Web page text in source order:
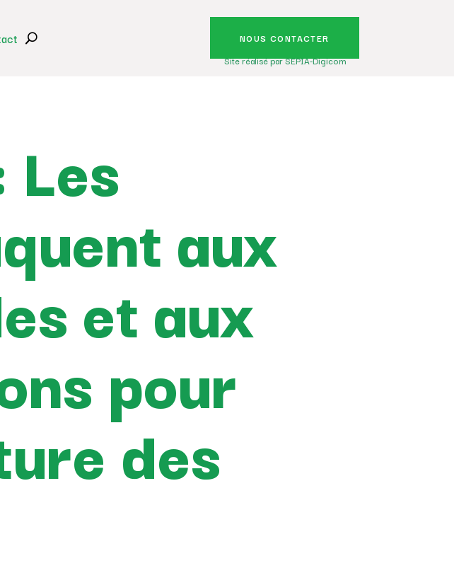
NOUS CONTACTER
Site réalisé par SEPIA-Digicom
aux
et aux
pour
des